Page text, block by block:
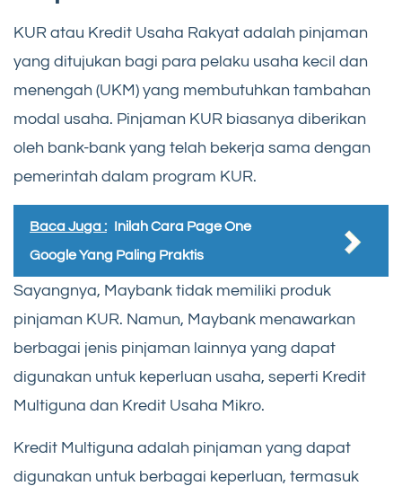
KUR atau Kredit Usaha Rakyat adalah pinjaman
yang ditujukan bagi para pelaku usaha kecil dan
menengah (UKM) yang membutuhkan tambahan
modal usaha. Pinjaman KUR biasanya diberikan
oleh bank-bank yang telah bekerja sama dengan
pemerintah dalam program KUR.
Baca Juga : Inilah Cara Page One
Google Yang Paling Praktis
Sayangnya, Maybank tidak memiliki produk
pinjaman KUR. Namun, Maybank menawarkan
berbagai jenis pinjaman lainnya yang dapat
digunakan untuk keperluan usaha, seperti Kredit
Multiguna dan Kredit Usaha Mikro.
Kredit Multiguna adalah pinjaman yang dapat
digunakan untuk berbagai keperluan, termasuk